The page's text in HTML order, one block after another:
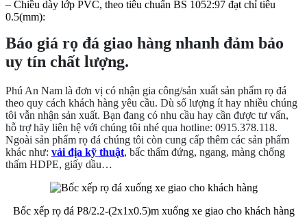
– Chiều dày lớp PVC, theo tiêu chuẩn BS 1052:97 đạt chỉ tiêu
0.5(mm):
Báo giá rọ đá giao hàng nhanh đảm bảo
uy tín chất lượng.
Phú An Nam là đơn vị có nhận gia công/sản xuất sản phẩm rọ đá
theo quy cách khách hàng yêu cầu. Dù số lượng ít hay nhiều chúng
tôi vẫn nhận sản xuất. Bạn đang có nhu cầu hay cần được tư vấn,
hỗ trợ hãy liên hệ với chúng tôi nhé qua hotline: 0915.378.118.
Ngoài sản phẩm rọ đá chúng tôi còn cung cấp thêm các sản phẩm
khác như: vải địa kỹ thuật, bấc thấm đứng, ngang, màng chống
thấm HDPE, giấy dầu…
Bốc xếp rọ đá P8/2.2-(2x1x0.5)m xuống xe giao cho khách hàng